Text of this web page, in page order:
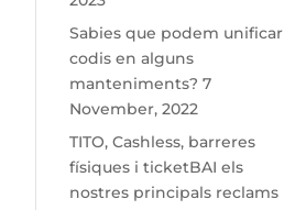
Sabies que podem unificar
codis en alguns
manteniments? 7
November, 2022
TITO, Cashless, barreres
físiques i ticketBAI els
nostres principals reclams